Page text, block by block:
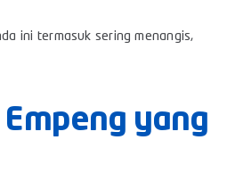
ini termasuk sering menangis,
yang